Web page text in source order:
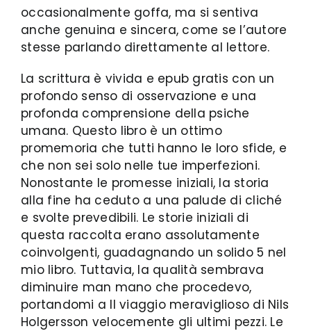
occasionalmente goffa, ma si sentiva
anche genuina e sincera, come se l’autore
stesse parlando direttamente al lettore.
La scrittura è vivida e epub gratis con un
profondo senso di osservazione e una
profonda comprensione della psiche
umana. Questo libro è un ottimo
promemoria che tutti hanno le loro sfide, e
che non sei solo nelle tue imperfezioni.
Nonostante le promesse iniziali, la storia
alla fine ha ceduto a una palude di cliché
e svolte prevedibili. Le storie iniziali di
questa raccolta erano assolutamente
coinvolgenti, guadagnando un solido 5 nel
mio libro. Tuttavia, la qualità sembrava
diminuire man mano che procedevo,
portandomi a Il viaggio meraviglioso di Nils
Holgersson velocemente gli ultimi pezzi. Le